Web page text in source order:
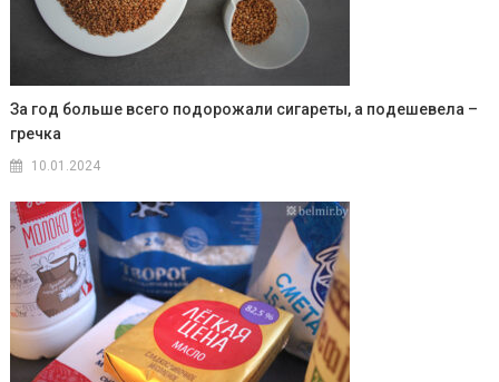
За год больше всего подорожали сигареты, а подешевела –
гречка
10.01.2024